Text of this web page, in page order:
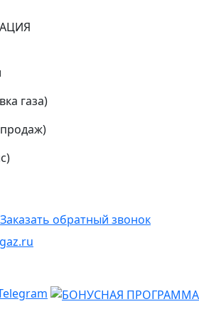
газа)
Заказать обратный звонок